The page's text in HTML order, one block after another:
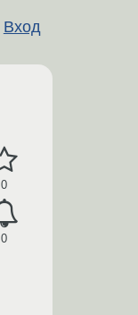
Вход
0
0